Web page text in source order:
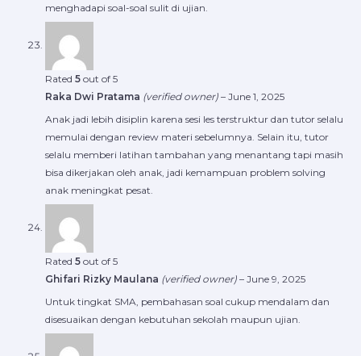
menghadapi soal-soal sulit di ujian.
Rated 5 out of 5
Raka Dwi Pratama (verified owner) – June 1, 2025
Anak jadi lebih disiplin karena sesi les terstruktur dan tutor selalu
memulai dengan review materi sebelumnya. Selain itu, tutor
selalu memberi latihan tambahan yang menantang tapi masih
bisa dikerjakan oleh anak, jadi kemampuan problem solving
anak meningkat pesat.
Rated 5 out of 5
Ghifari Rizky Maulana (verified owner) – June 9, 2025
Untuk tingkat SMA, pembahasan soal cukup mendalam dan
disesuaikan dengan kebutuhan sekolah maupun ujian.